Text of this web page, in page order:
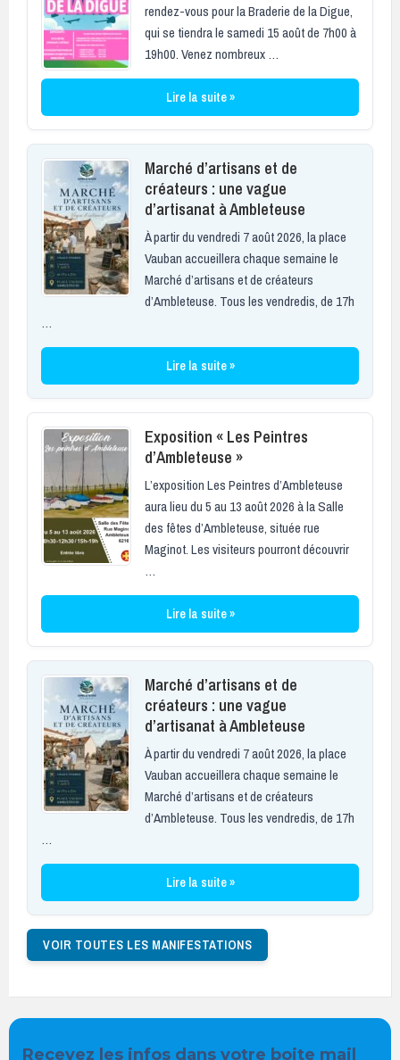
rendez-vous pour la Braderie de la Digue,
qui se tiendra le samedi 15 août de 7h00 à
19h00. Venez nombreux …
Lire la suite »
Marché d’artisans et de
créateurs : une vague
d’artisanat à Ambleteuse
À partir du vendredi 7 août 2026, la place
Vauban accueillera chaque semaine le
Marché d’artisans et de créateurs
d’Ambleteuse. Tous les vendredis, de 17h
…
Lire la suite »
Exposition « Les Peintres
d’Ambleteuse »
L’exposition Les Peintres d’Ambleteuse
aura lieu du 5 au 13 août 2026 à la Salle
des fêtes d’Ambleteuse, située rue
Maginot. Les visiteurs pourront découvrir
…
Lire la suite »
Marché d’artisans et de
créateurs : une vague
d’artisanat à Ambleteuse
À partir du vendredi 7 août 2026, la place
Vauban accueillera chaque semaine le
Marché d’artisans et de créateurs
d’Ambleteuse. Tous les vendredis, de 17h
…
Lire la suite »
VOIR TOUTES LES MANIFESTATIONS
Recevez les infos dans votre boite mail